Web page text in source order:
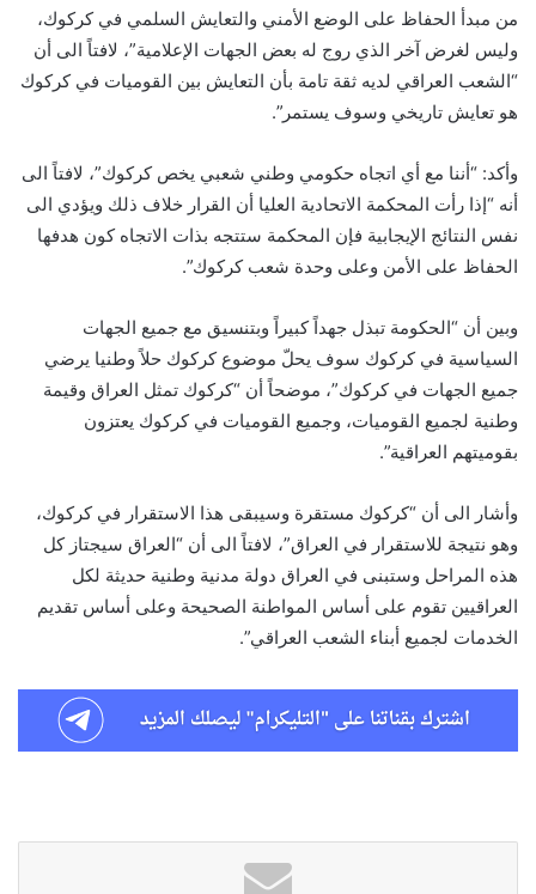
من مبدأ الحفاظ على الوضع الأمني والتعايش السلمي في كركوك،
وليس لغرض آخر الذي روج له بعض الجهات الإعلامية”، لافتاً الى أن
“الشعب العراقي لديه ثقة تامة بأن التعايش بين القوميات في كركوك
هو تعايش تاريخي وسوف يستمر”.
وأكد: “أننا مع أي اتجاه حكومي وطني شعبي يخص كركوك”، لافتاً الى
أنه “إذا رأت المحكمة الاتحادية العليا أن القرار خلاف ذلك ويؤدي الى
نفس النتائج الإيجابية فإن المحكمة ستتجه بذات الاتجاه كون هدفها
الحفاظ على الأمن وعلى وحدة شعب كركوك”.
وبين أن “الحكومة تبذل جهداً كبيراً وبتنسيق مع جميع الجهات
السياسية في كركوك سوف يحلّ موضوع كركوك حلاً وطنيا يرضي
جميع الجهات في كركوك”، موضحاً أن “كركوك تمثل العراق وقيمة
وطنية لجميع القوميات، وجميع القوميات في كركوك يعتزون
بقوميتهم العراقية”.
وأشار الى أن “كركوك مستقرة وسيبقى هذا الاستقرار في كركوك،
وهو نتيجة للاستقرار في العراق”، لافتاً الى أن “العراق سيجتاز كل
هذه المراحل وستبنى في العراق دولة مدنية وطنية حديثة لكل
العراقيين تقوم على أساس المواطنة الصحيحة وعلى أساس تقديم
الخدمات لجميع أبناء الشعب العراقي”.